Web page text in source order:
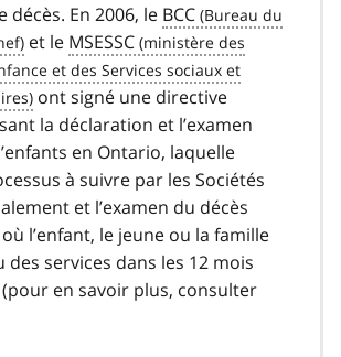
décès. En 2006, le BCC
et le MSESSC
ont signé une directive
la déclaration et l’examen
en Ontario, laquelle
à suivre par les Sociétés
et l’examen du décès
l’enfant, le jeune ou la famille
des services dans les 12 mois
en savoir plus, consulter